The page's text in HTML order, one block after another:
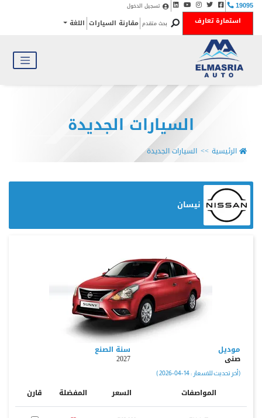
19095 تسجيل الدخول
استمارة تعارف بحث متقدم مقارنة السيارات اللغة
السيارات الجديدة
الرئيسية السيارات الجديدة
نيسان
موديل
صنى
سنة الصنع
2027
( أخر تحديث للاسعار : 14-04-2026 )
المواصفات السعر المفضلة قارن